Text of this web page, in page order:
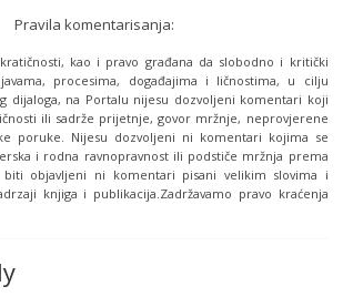
Pravila komentarisanja:
kao i pravo građana da slobodno i kritički
procesima, događajima i ličnostima, u cilju
dijaloga, na Portalu nijesu dozvoljeni komentari koji
ili sadrže prijetnje, govor mržnje, neprovjerene
poruke. Nijesu dozvoljeni ni komentari kojima se
i rodna ravnopravnost ili podstiče mržnja prema
biti objavljeni ni komentari pisani velikim slovima i
knjiga i publikacija.Zadržavamo pravo kraćenja